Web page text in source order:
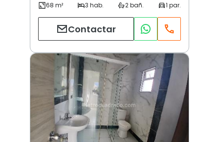
Contactar